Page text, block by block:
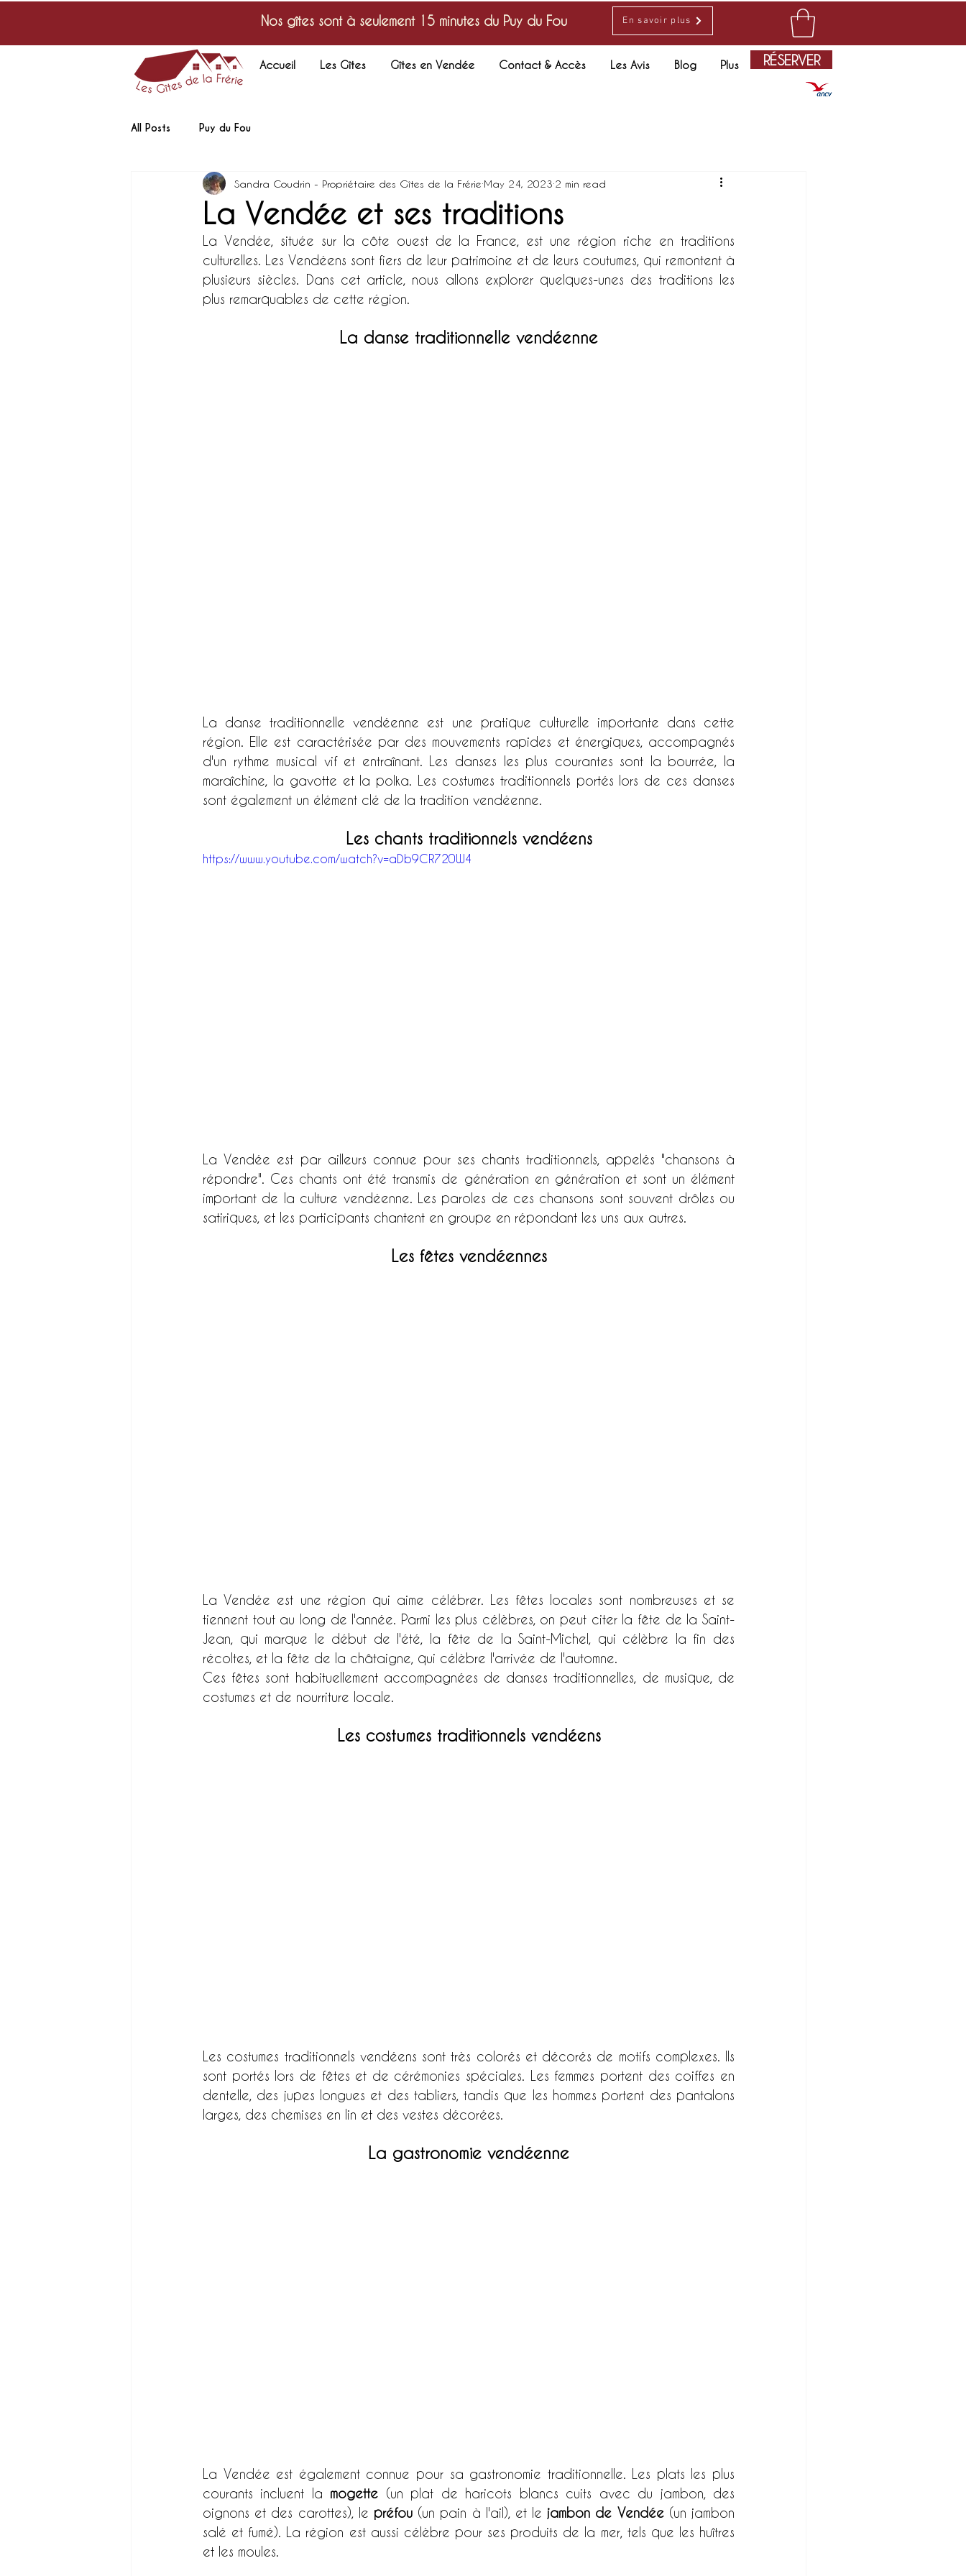
Accueil Les Gîtes Gîtes en Vendée Contact & Accès Les Avis Blog Plus RÉSERVER
All Posts Puy du Fou
La Vendée et ses traditions
Sandra Coudrin - Propriétaire des Gîtes de la Frérie May 24, 2023 2 min read
La Vendée, située sur la côte ouest de la France, est une région riche en traditions
culturelles. Les Vendéens sont fiers de leur patrimoine et de leurs coutumes, qui remontent à
plusieurs siècles. Dans cet article, nous allons explorer quelques-unes des traditions les
plus remarquables de cette région.
La danse traditionnelle vendéenne
La danse traditionnelle vendéenne est une pratique culturelle importante dans cette
région. Elle est caractérisée par des mouvements rapides et énergiques, accompagnés
d'un rythme musical vif et entraînant. Les danses les plus courantes sont la bourrée, la
maraîchine, la gavotte et la polka. Les costumes traditionnels portés lors de ces danses
sont également un élément clé de la tradition vendéenne.
Les chants traditionnels vendéens
https://www.youtube.com/watch?v=aDb9CR720W4
La Vendée est par ailleurs connue pour ses chants traditionnels, appelés "chansons à
répondre". Ces chants ont été transmis de génération en génération et sont un élément
important de la culture vendéenne. Les paroles de ces chansons sont souvent drôles ou
satiriques, et les participants chantent en groupe en répondant les uns aux autres.
Les fêtes vendéennes
La Vendée est une région qui aime célébrer. Les fêtes locales sont nombreuses et se
tiennent tout au long de l'année. Parmi les plus célèbres, on peut citer la fête de la Saint-
Jean, qui marque le début de l'été, la fête de la Saint-Michel, qui célèbre la fin des
récoltes, et la fête de la châtaigne, qui célèbre l'arrivée de l'automne.
Ces fêtes sont habituellement accompagnées de danses traditionnelles, de musique, de
costumes et de nourriture locale.
Les costumes traditionnels vendéens
Les costumes traditionnels vendéens sont très colorés et décorés de motifs complexes. Ils
sont portés lors de fêtes et de cérémonies spéciales. Les femmes portent des coiffes en
dentelle, des jupes longues et des tabliers, tandis que les hommes portent des pantalons
larges, des chemises en lin et des vestes décorées.
La gastronomie vendéenne
La Vendée est également connue pour sa gastronomie traditionnelle. Les plats les plus
courants incluent la mogette (un plat de haricots blancs cuits avec du jambon, des
oignons et des carottes), le préfou (un pain à l'ail), et le jambon de Vendée (un jambon
salé et fumé). La région est aussi célèbre pour ses produits de la mer, tels que les huîtres
et les moules.
Nos gîtes sont à seulement 15 minutes du Puy du Fou En savoir plus